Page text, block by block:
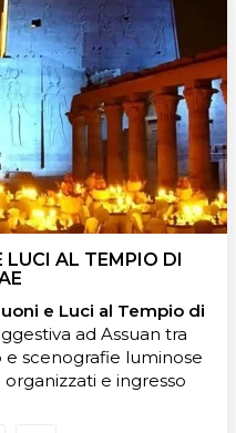
LUCI AL TEMPIO DI
e Luci al Tempio di
ad Assuan tra
e scenografie luminose
e ingresso